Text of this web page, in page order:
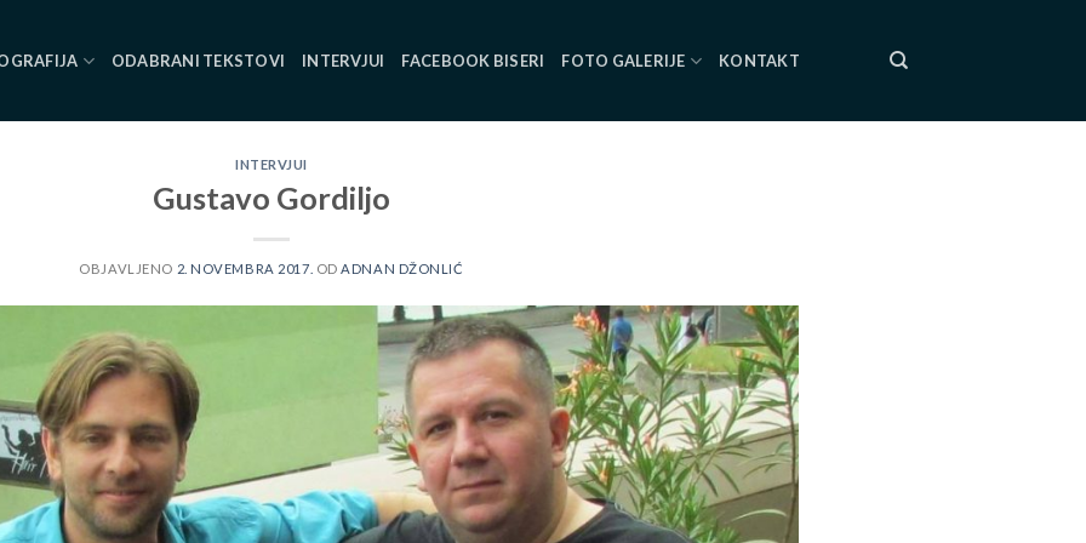
ODABRANI TEKSTOVI INTERVJUI FACEBOOK BISERI FOTO GALERIJE KONTAKT
INTERVJUI
Gustavo Gordiljo
OBJAVLJENO 2. NOVEMBRA 2017. OD ADNAN DŽONLIĆ